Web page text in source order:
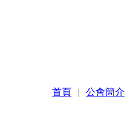
首頁 | 公會簡介